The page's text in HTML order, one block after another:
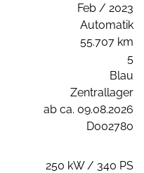
Feb / 2023
Automatik
55.707 km
5
Blau
Zentrallager
ab ca. 09.08.2026
D002780
250 kW / 340 PS